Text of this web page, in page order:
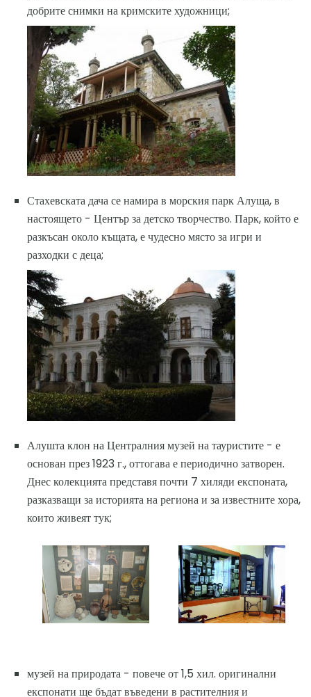
добрите снимки на кримските художници;
Стахевската дача се намира в морския парк Алуща, в
настоящето - Център за детско творчество. Парк, който е
разкъсан около къщата, е чудесно място за игри и
разходки с деца;
Алушта клон на Централния музей на тауристите - е
основан през 1923 г., оттогава е периодично затворен.
Днес колекцията представя почти 7 хиляди експоната,
разказващи за историята на региона и за известните хора,
които живеят тук;
музей на природата - повече от 1,5 хил. оригинални
експонати ще бъдат въведени в растителния и